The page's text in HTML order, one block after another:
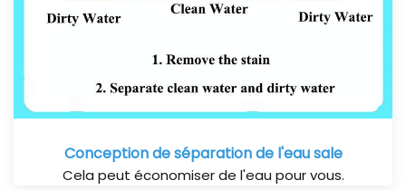
Conception de séparation de l'eau sale
Cela peut économiser de l'eau pour vous.